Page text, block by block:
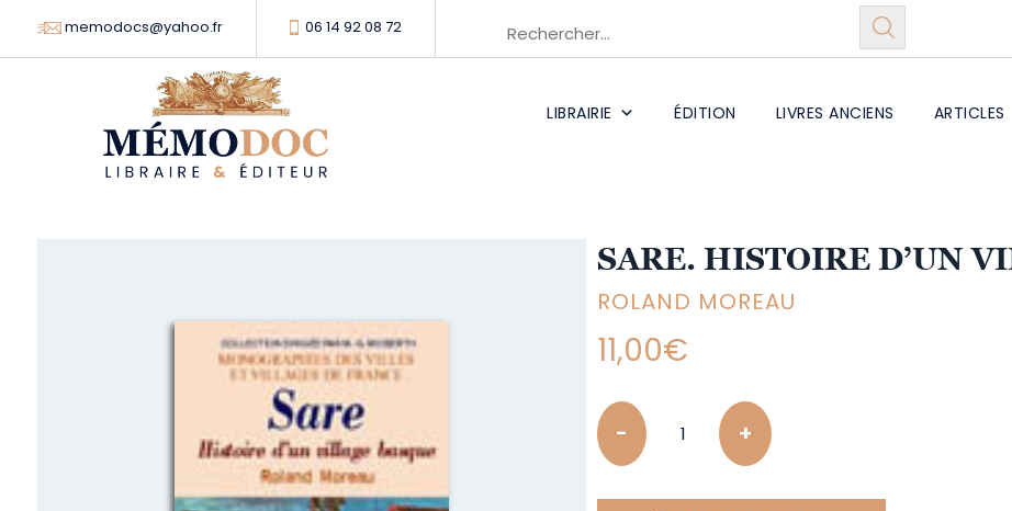
memodocs@yahoo.fr 06 14 92 08 72
LIBRAIRIE ÉDITION LIVRES ANCIENS ARTICLES
SARE. HISTOIRE D’UN
ROLAND MOREAU
11,00€
Quantity